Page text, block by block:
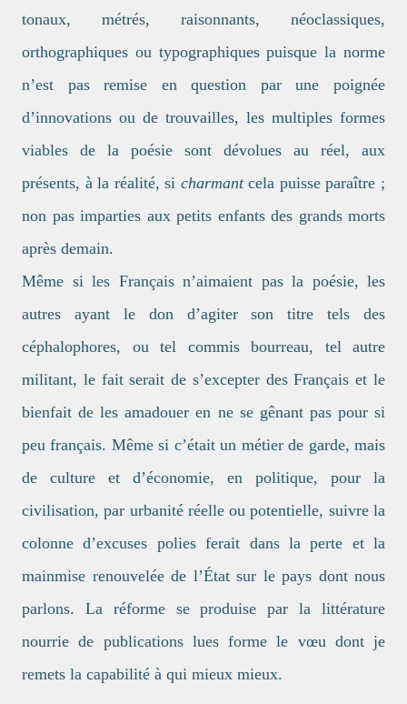
tonaux, métrés, raisonnants, néoclassiques,
orthographiques ou typographiques puisque la norme
n’est pas remise en question par une poignée
d’innovations ou de trouvailles, les multiples formes
viables de la poésie sont dévolues au réel, aux
présents, à la réalité, si charmantcela puisse paraître ;
non pas imparties aux petits enfants des grands morts
après demain.
Même si les Français n’aimaient pas la poésie, les
autres ayant le don d’agiter son titre tels des
céphalophores, ou tel commis bourreau, tel autre
militant, le fait serait de s’excepter des Français et le
bienfait de les amadouer en ne se gênant pas pour si
peu français. Même si c’était un métier de garde, mais
de culture et d’économie, en politique, pour la
civilisation, par urbanité réelle ou potentielle, suivre la
colonne d’excuses polies ferait dans la perte et la
mainmise renouvelée de l’État sur le pays dont nous
parlons. La réforme se produise par la littérature
nourrie de publications lues forme le vœu dont je
remets la capabilité à qui mieux mieux.